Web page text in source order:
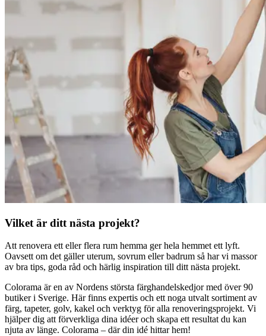
Vilket är ditt nästa projekt?
Att renovera ett eller flera rum hemma ger hela hemmet ett lyft.
Oavsett om det gäller uterum, sovrum eller badrum så har vi massor
av bra tips, goda råd och härlig inspiration till ditt nästa projekt.
Colorama är en av Nordens största färghandelskedjor med över 90
butiker i Sverige. Här finns expertis och ett noga utvalt sortiment av
färg, tapeter, golv, kakel och verktyg för alla renoveringsprojekt. Vi
hjälper dig att förverkliga dina idéer och skapa ett resultat du kan
njuta av länge. Colorama – där din idé hittar hem!